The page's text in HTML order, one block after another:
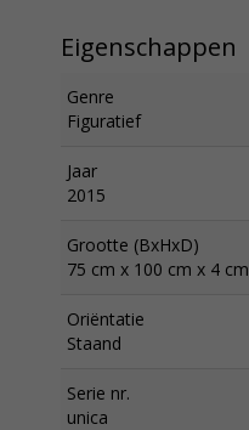
Eigenschappen
Genre
Figuratief
Jaar
2015
Grootte (BxHxD)
75 cm x 100 cm x 4 cm
Oriëntatie
Staand
Serie nr.
unica